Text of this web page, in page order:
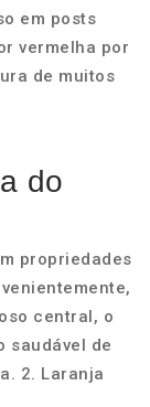
em posts
vermelha por
de muitos
do
propriedades
central, o
saudável de
2. Laranja